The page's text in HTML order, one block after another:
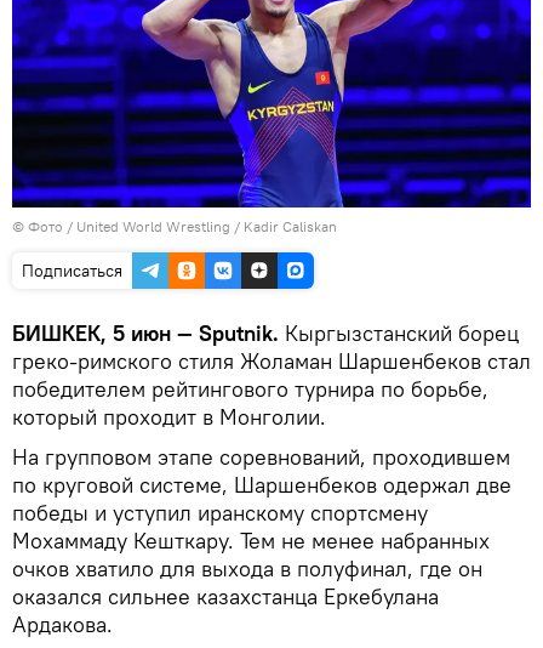
© Фото / United World Wrestling / Kadir Caliskan
Подписаться
БИШКЕК, 5 июн — Sputnik. Кыргызстанский борец
греко-римского стиля Жоламан Шаршенбеков стал
победителем рейтингового турнира по борьбе,
который проходит в Монголии.
На групповом этапе соревнований, проходившем
по круговой системе, Шаршенбеков одержал две
победы и уступил иранскому спортсмену
Мохаммаду Кешткару. Тем не менее набранных
очков хватило для выхода в полуфинал, где он
оказался сильнее казахстанца Еркебулана
Ардакова.